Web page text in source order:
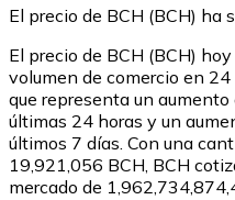
USDC
El precio de BCH (BCH) ha
El precio de BCH (BCH)
volumen de comercio en
que representa un
últimas 24 horas y un
últimos 7 días. Con una
19,921,056 BCH, BCH
mercado de